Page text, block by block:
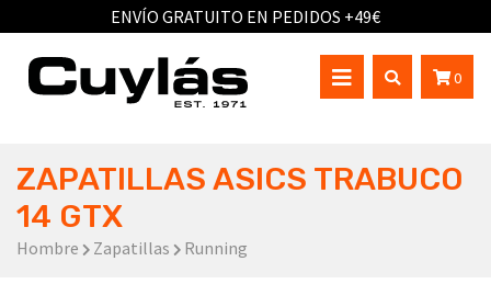
ENVÍO GRATUITO EN PEDIDOS +49€
0
ZAPATILLAS ASICS TRABUCO
14 GTX
Hombre Zapatillas Running